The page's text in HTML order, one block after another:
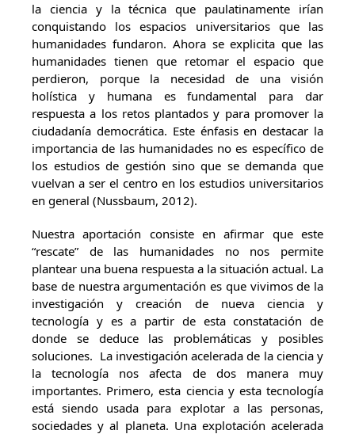
la ciencia y la técnica que paulatinamente irían
conquistando los espacios universitarios que las
humanidades fundaron. Ahora se explicita que las
humanidades tienen que retomar el espacio que
perdieron, porque la necesidad de una visión
holística y humana es fundamental para dar
respuesta a los retos plantados y para promover la
ciudadanía democrática. Este énfasis en destacar la
importancia de las humanidades no es específico de
los estudios de gestión sino que se demanda que
vuelvan a ser el centro en los estudios universitarios
en general (Nussbaum, 2012).
Nuestra aportación consiste en afirmar que este
“rescate” de las humanidades no nos permite
plantear una buena respuesta a la situación actual. La
base de nuestra argumentación es que vivimos de la
investigación y creación de nueva ciencia y
tecnología y es a partir de esta constatación de
donde se deduce las problemáticas y posibles
soluciones. La investigación acelerada de la ciencia y
la tecnología nos afecta de dos manera muy
importantes. Primero, esta ciencia y esta tecnología
está siendo usada para explotar a las personas,
sociedades y al planeta. Una explotación acelerada